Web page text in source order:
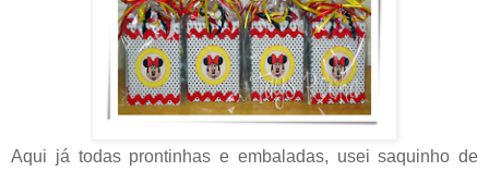
Aqui já todas prontinhas e embaladas, usei saquinho de